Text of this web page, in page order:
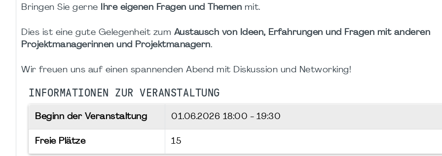
Bringen Sie gerne
Ihre eigenen Fragen und Themen mit.
Dies ist eine gute Gelegenheit zum Austausch von Ideen, Erfahrungen und Fragen mit anderen
Projektmanagerinnen und Projektmanagern.
Wir freuen uns auf einen spannenden Abend mit Diskussion und Networking!
INFORMATIONEN ZUR VERANSTALTUNG
Beginn der Veranstaltung 01.06.2026 18:00 - 19:30
Freie Plätze 15